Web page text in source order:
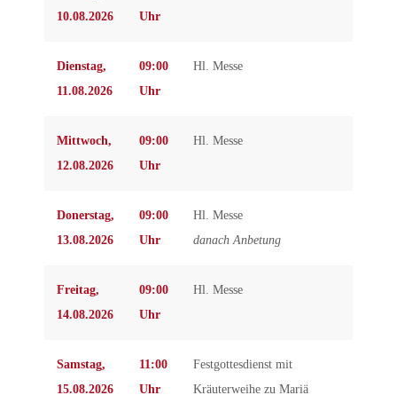
10.08.2026
Uhr
Dienstag,
11.08.2026
09:00
Uhr
Hl. Messe
Mittwoch,
12.08.2026
09:00
Uhr
Hl. Messe
Donerstag,
13.08.2026
09:00
Uhr
Hl. Messe
danach Anbetung
Freitag,
14.08.2026
09:00
Uhr
Hl. Messe
Samstag,
15.08.2026
11:00
Uhr
Festgottesdienst mit
Kräuterweihe zu Mariä